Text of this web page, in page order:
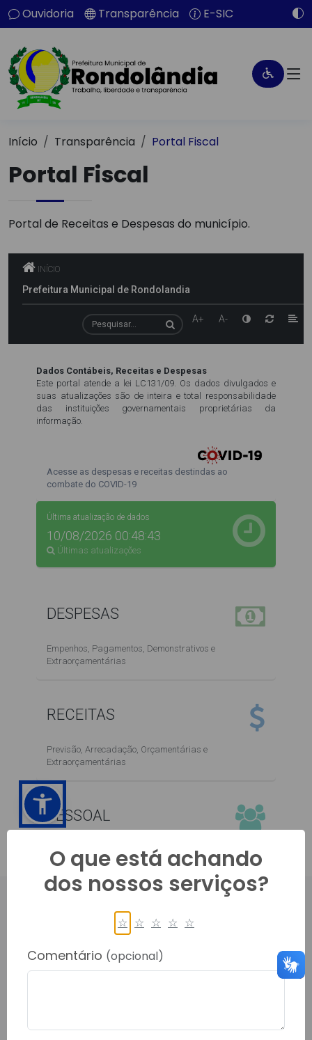
Ouvidoria Transparência E-SIC
Início Transparência Portal Fiscal
Portal Fiscal
Portal de Receitas e Despesas do município.
PRINCIPAL, 450, CENTRO
RONDOLANDIA- 78338000
Telefone: (66) 40622-778
O que está achando
dos nossos serviços?
☆ ☆ ☆ ☆ ☆
Comentário (opcional)